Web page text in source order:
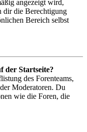
angezeigt wird,
dir die Berechtigung
Bereich selbst
der Startseite?
des Forenteams,
Moderatoren. Du
wie die Foren, die